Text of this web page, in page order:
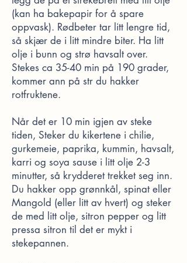
(kan ha bakepapir for å spare
oppvask). Rødbeter tar litt lengre tid,
så skjær de i litt mindre biter. Ha litt
olje i bunn og strø havsalt over.
Stekes ca 35-40 min på 190 grader,
kommer ann på str du hakker
rotfruktene.
Når det er 10 min igjen av steke
tiden, Steker du kikertene i chilie,
gurkemeie, paprika, kummin, havsalt,
karri og soya sause i litt olje 2-3
minutter, så krydderet trekket seg inn.
Du hakker opp grønnkål, spinat eller
Mangold (eller litt av hvert) og steker
de med litt olje, sitron pepper og litt
pressa sitron til det er mykt i
stekepannen.